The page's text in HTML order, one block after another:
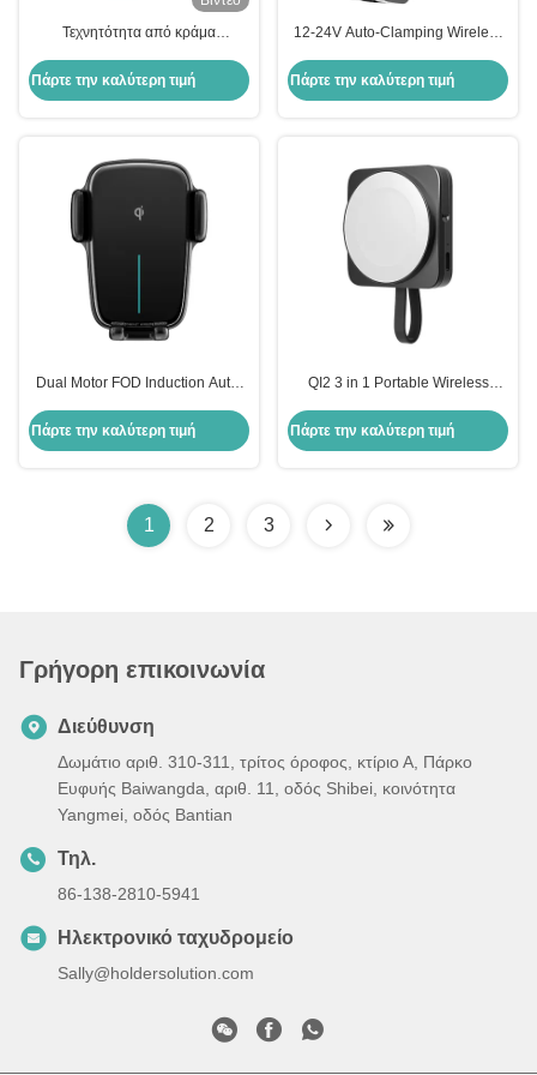
Τεχνητότητα από κράμα
επίδραση Ρυθμίσιμο ελάχιστο
ασύρματο κάλυμμα τηλεφώνου
Πάρτε την καλύτερη τιμή
12-24V Auto-Clamping Wireless
and Qi Fast Charging Car Phone
Holder
Πάρτε την καλύτερη τιμή
Dual Motor FOD Induction Auto-
Car Phone Holder with 1 Year
Πάρτε την καλύτερη τιμή
QI2 3 in 1 Portable Wireless
9V/3A Input and ABS Material
Πάρτε την καλύτερη τιμή
1 2 3
Γρήγορη επικοινωνία
Διεύθυνση
Δωμάτιο αριθ. 310-311, τρίτος όροφος, κτίριο Α, Πάρκο
Ευφυής Baiwangda, αριθ. 11, οδός Shibei, κοινότητα
Yangmei, οδός Bantian
Τηλ.
86-138-2810-5941
Ηλεκτρονικό ταχυδρομείο
Sally@holdersolution.com